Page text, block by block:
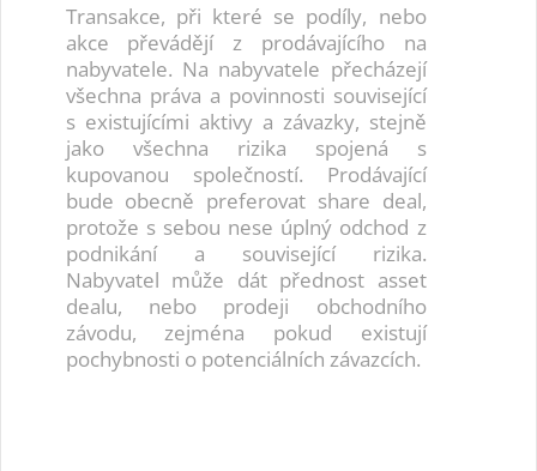
Transakce, při které se podíly, nebo
akce převádějí z prodávajícího na
nabyvatele. Na nabyvatele přecházejí
všechna práva a povinnosti související
s existujícími aktivy a závazky, stejně
jako všechna rizika spojená s
kupovanou společností. Prodávající
bude obecně preferovat share deal,
protože s sebou nese úplný odchod z
podnikání a související rizika.
Nabyvatel může dát přednost asset
dealu, nebo prodeji obchodního
závodu, zejména pokud existují
pochybnosti o potenciálních závazcích.